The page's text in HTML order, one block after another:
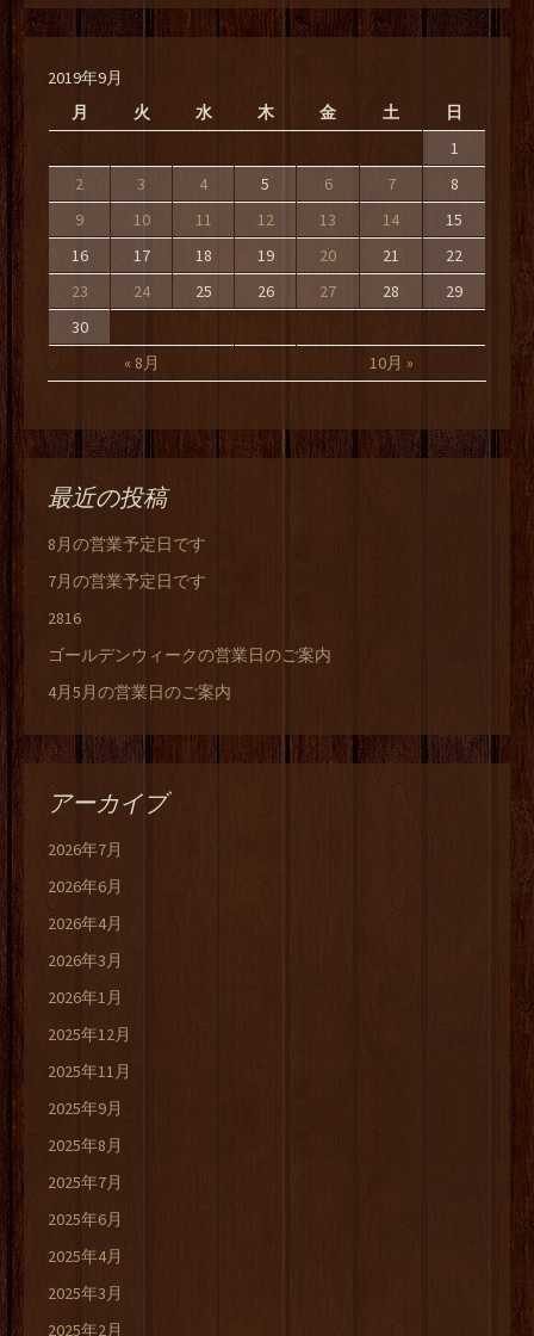
2019年9月
月
火 水 木 金 土 日
« 8月 10月 »
1
2
3 4 5 6 7
8
9
10 11 12 13 14
15
16
17 18 19 20 21
22
23
24 25 26 27 28
29
30
最近の投稿
8月の営業予定日です
7月の営業予定日です
2816
ゴールデンウィークの営業日のご案内
4月5月の営業日のご案内
アーカイブ
2026年7月
2026年6月
2026年4月
2026年3月
2026年1月
2025年12月
2025年11月
2025年9月
2025年8月
2025年7月
2025年6月
2025年4月
2025年3月
2025年2月